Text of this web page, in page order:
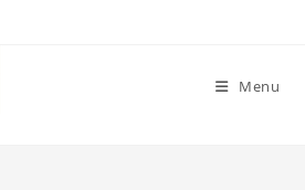
Menu